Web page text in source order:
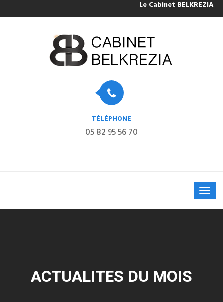
Le Cabinet BELKREZIA
TÉLÉPHONE
05 82 95 56 70
ACTUALITES DU MOIS